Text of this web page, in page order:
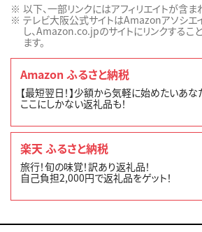
以下、一部リンクにはアフィリエイトが含ま
テレビ大阪公式サイトはAmazonアソシエ
し、Amazon.co.jpのサイトにリンクするこ
ます。
Amazon ふるさと納税
【最短翌日！】少額から気軽に始めたいあな
ここにしかない返礼品も！
楽天 ふるさと納税
旅行！旬の味覚！訳あり返礼品！
自己負担2,000円で返礼品をゲット！